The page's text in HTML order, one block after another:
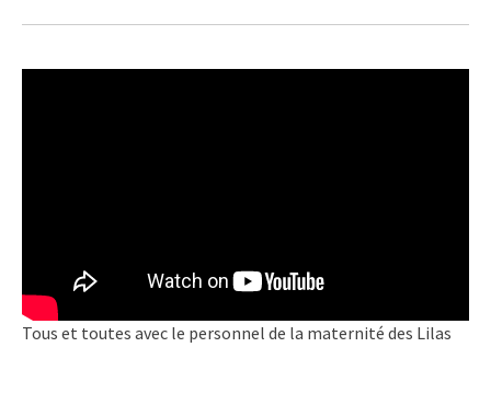
Tous et toutes avec le personnel de la maternité des Lilas